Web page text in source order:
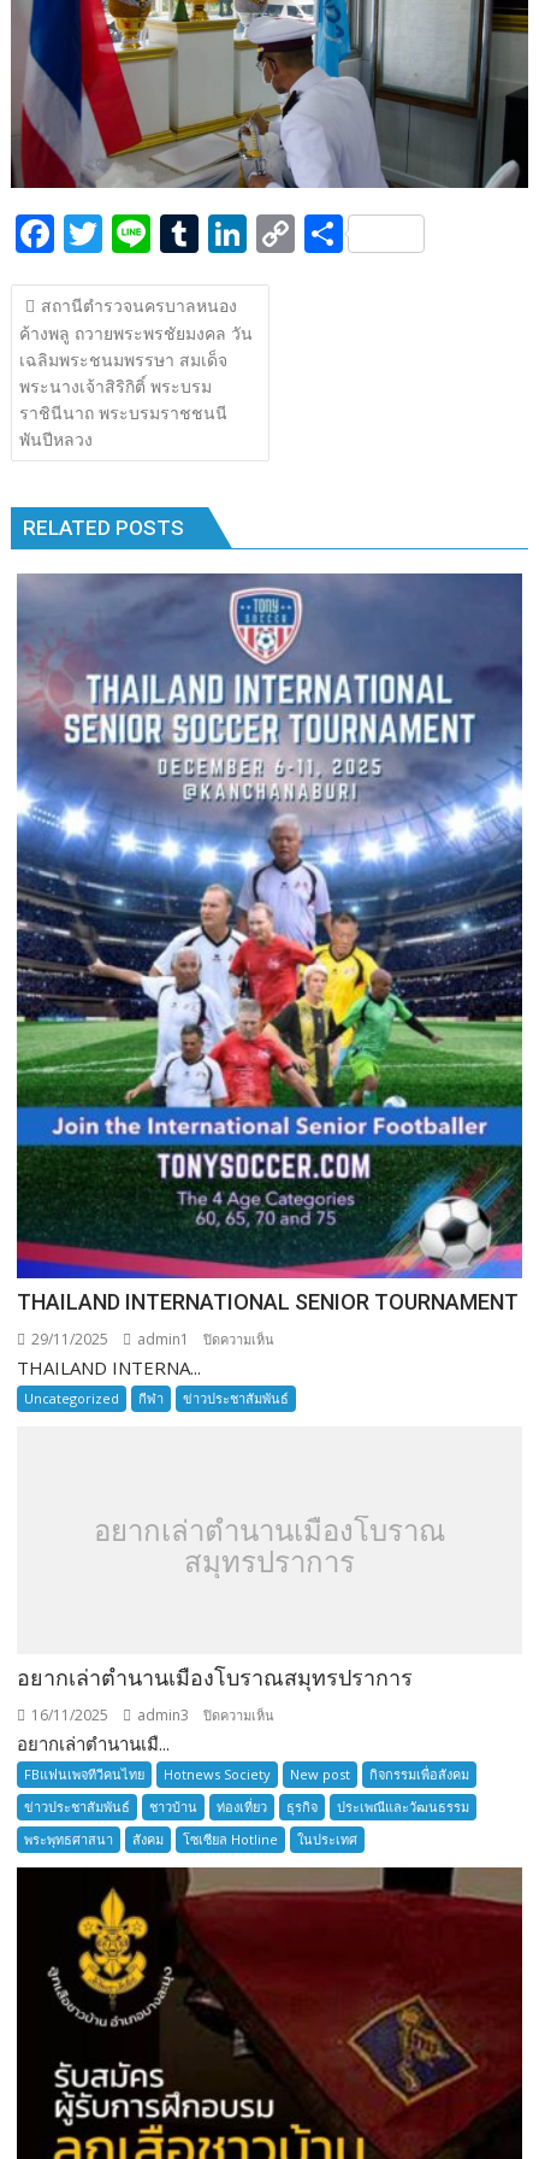
k
F
ac
e
b
o
o
k
T
w
itt
er
Li
n
e
T
u
m
bl
r
Li
n
e
C S
แนะแนว
เรื่อง
สถานีตำรวจนครบาลหนอง
ค้างพลู ถวายพระพรชัยมงคล วัน
เฉลิมพระชนมพรรษา สมเด็จ
พระนางเจ้าสิริกิติ์ พระบรม
ราชินีนาถ พระบรมราชชนนี
พันปีหลวง
RELATED POSTS
THAILAND INTERNATIONAL SENIOR TOURNAMENT
29/11/2025 admin1 ปิดความเห็น
INTERNATIONAL
SENIOR
THAILAND INTERNA...
Uncategorized กีฬา ข่าวประชาสัมพันธ์
อยากเล่าตำนานเมืองโบราณ
สมุทรปราการ
อยากเล่าตำนานเมืองโบราณสมุทรปราการ
16/11/2025 admin3 ปิดความเห็น
เล่า
ตำนาน
เมือง
โบราณ
สมุทรปราการ
อยากเล่าตำนานเมื...
FBแฟนเพจทีวีคนไทย Hotnews Society New post
กิจกรรมเพื่อสังคม
ข่าวประชาสัมพันธ์
ชาวบ้าน ท่องเที่ยว ธุรกิจ
ประเพณีและวัฒนธรรม
พระพุทธศาสนา
สังคม โซเซียล Hotline ในประเทศ